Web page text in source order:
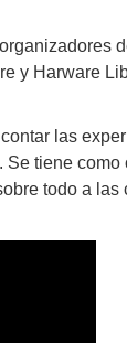
y Harware
las
tiene
todo a